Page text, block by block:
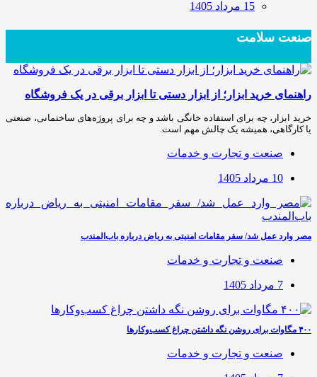
15 مرداد 1405
صنعت سلامت
راهنمای خرید ابزار؛ از ابزار دستی تا ابزار برقی در یک فروشگاه
خرید ابزار، چه برای استفاده خانگی باشد و چه برای پروژه‌های ساختمانی، صنعتی
یا کارگاهی، همیشه یک چالش مهم است.
صنعت و تجارت و خدمات
10 مرداد 1405
مصر وارد عمل شد/ سفر مقامات امنیتی به ریاض درباره باب‌المندب
صنعت و تجارت و خدمات
7 مرداد 1405
۴۰۰ مگاوات برای روشن نگه داشتن چراغ کسب‌وکار‌ها
صنعت و تجارت و خدمات